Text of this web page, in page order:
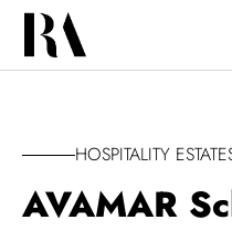
HOSPITALITY
AVAMAR